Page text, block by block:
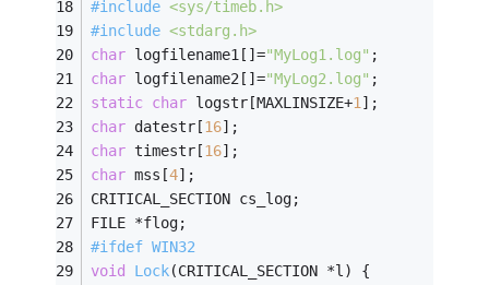
#include <sys/timeb.h>
#include <stdarg.h>
char logfilename1[]="MyLog1.log" ;
char logfilename2[]="MyLog2.log" ;
static char logstr[MAXLINSIZE+1];
char datestr[16];
char timestr[16];
char mss[4];
CRITICAL_SECTION cs_log;
FILE *flog;
#ifdef WIN32
void
Lock(CRITICAL_SECTION *l)
{